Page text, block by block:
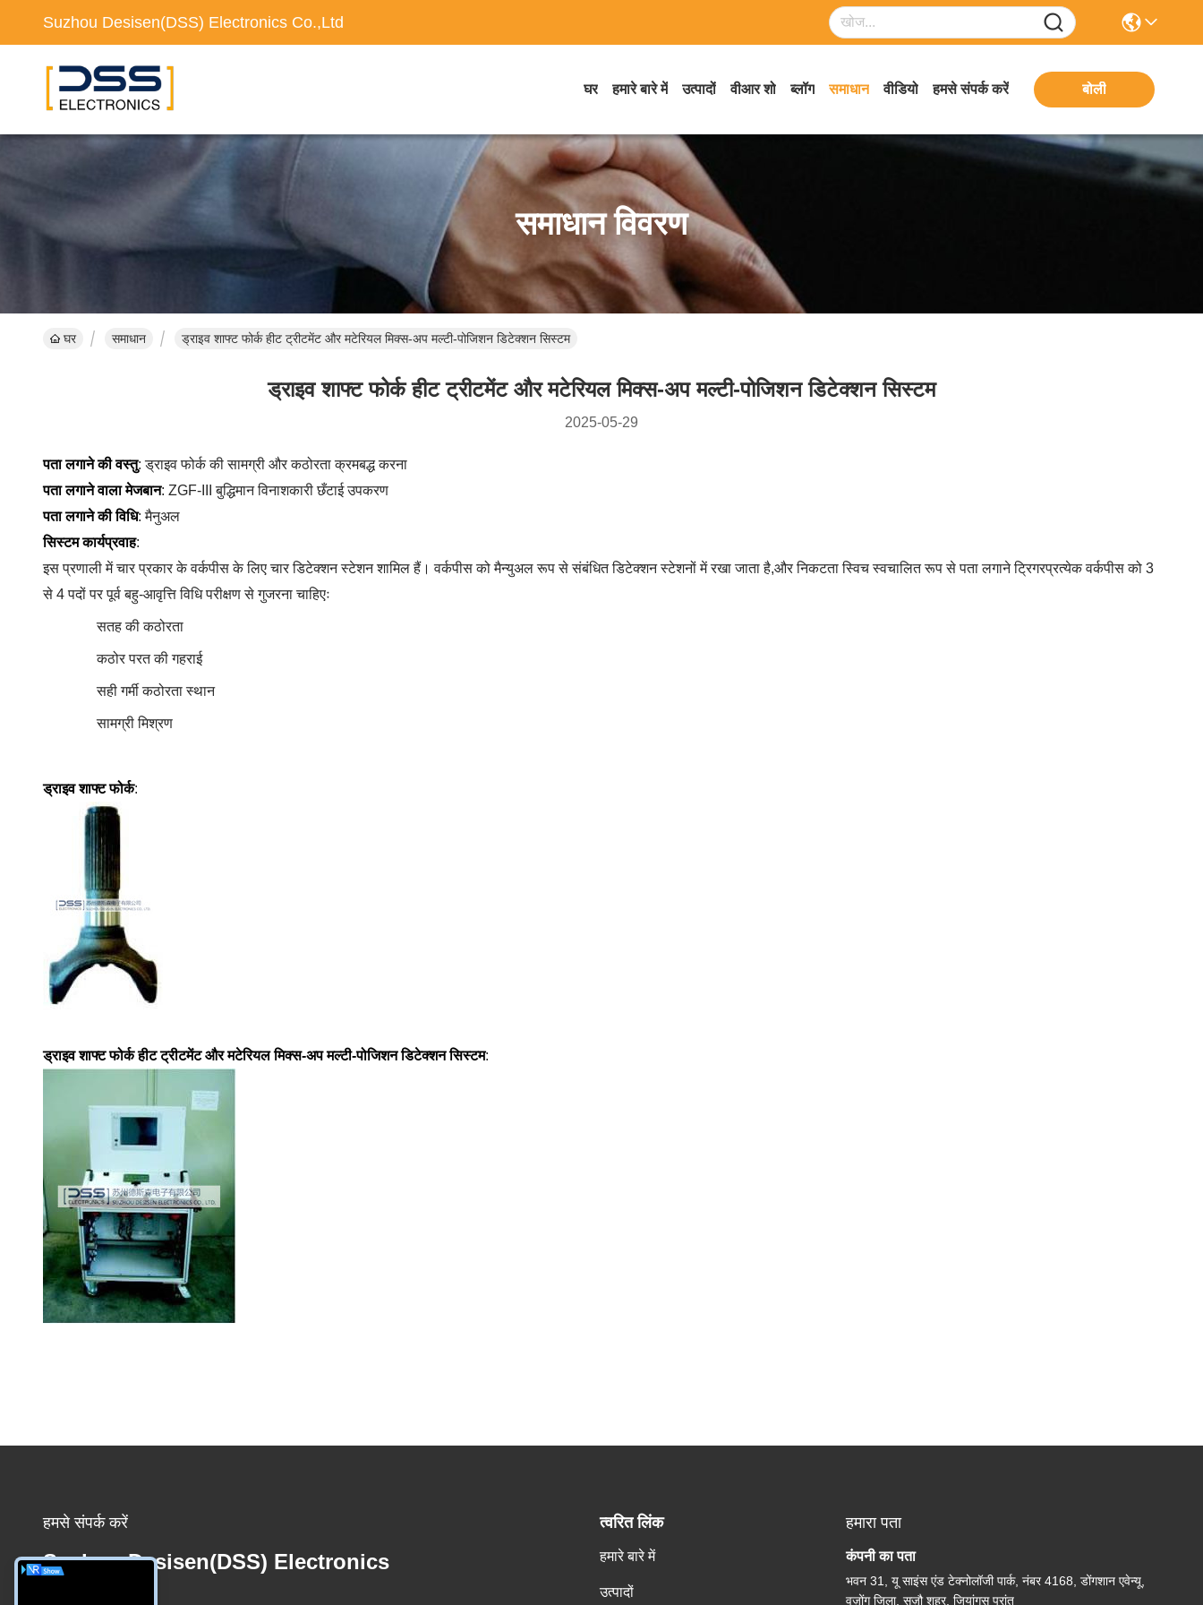
Suzhou Desisen(DSS) Electronics Co.,Ltd
घर हमारे बारे में उत्पादों वीआर शो ब्लॉग समाधान वीडियो हमसे संपर्क करें बोली
समाधान विवरण
घर समाधान ड्राइव शाफ्ट फोर्क हीट ट्रीटमेंट और मटेरियल मिक्स-अप मल्टी-पोजिशन डिटेक्शन सिस्टम
ड्राइव शाफ्ट फोर्क हीट ट्रीटमेंट और मटेरियल मिक्स-अप मल्टी-पोजिशन डिटेक्शन सिस्टम
2025-05-29
पता लगाने की वस्तु: ड्राइव फोर्क की सामग्री और कठोरता क्रमबद्ध करना
पता लगाने वाला मेजबान: ZGF-III बुद्धिमान विनाशकारी छँटाई उपकरण
पता लगाने की विधि: मैनुअल
सिस्टम कार्यप्रवाह:
इस प्रणाली में चार प्रकार के वर्कपीस के लिए चार डिटेक्शन स्टेशन शामिल हैं। वर्कपीस को मैन्युअल रूप से संबंधित डिटेक्शन स्टेशनों में रखा जाता है,और निकटता स्विच स्वचालित रूप से पता लगाने ट्रिगरप्रत्येक वर्कपीस को 3
से 4 पदों पर पूर्व बहु-आवृत्ति विधि परीक्षण से गुजरना चाहिएः
सतह की कठोरता
कठोर परत की गहराई
सही गर्मी कठोरता स्थान
सामग्री मिश्रण
ड्राइव शाफ्ट फोर्क:
ड्राइव शाफ्ट फोर्क हीट ट्रीटमेंट और मटेरियल मिक्स-अप मल्टी-पोजिशन डिटेक्शन सिस्टम:
हमसे संपर्क करें
Suzhou Desisen(DSS) Electronics
त्वरित लिंक
हमारे बारे में
उत्पादों
हमारा पता
कंपनी का पता
भवन 31, यू साइंस एंड टेक्नोलॉजी पार्क, नंबर 4168, डोंगशान एवेन्यू,
वुज़ोंग जिला, सुज़ौ शहर, जियांगसू प्रांत